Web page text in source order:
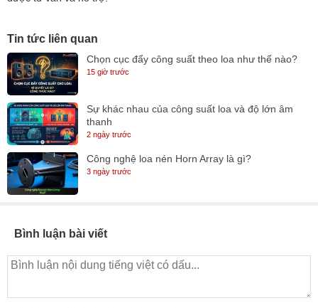
Tin tức liên quan
Chọn cục đẩy công suất theo loa như thế nào?
15 giờ trước
Sự khác nhau của công suất loa và độ lớn âm
thanh
2 ngày trước
Công nghệ loa nén Horn Array là gì?
3 ngày trước
Bình luận bài viết